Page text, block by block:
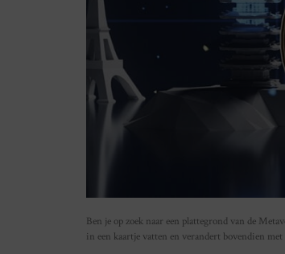
Ben je op zoek naar een plattegrond van de
in een kaartje vatten en verandert bovendien